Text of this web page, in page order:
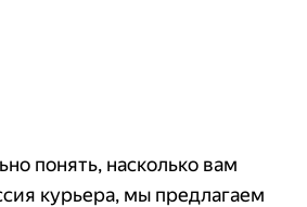
понять, насколько вам
курьера, мы предлагаем